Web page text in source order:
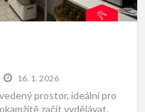
16. 1. 2026
prostor, ideální pro
začít vydělávat.